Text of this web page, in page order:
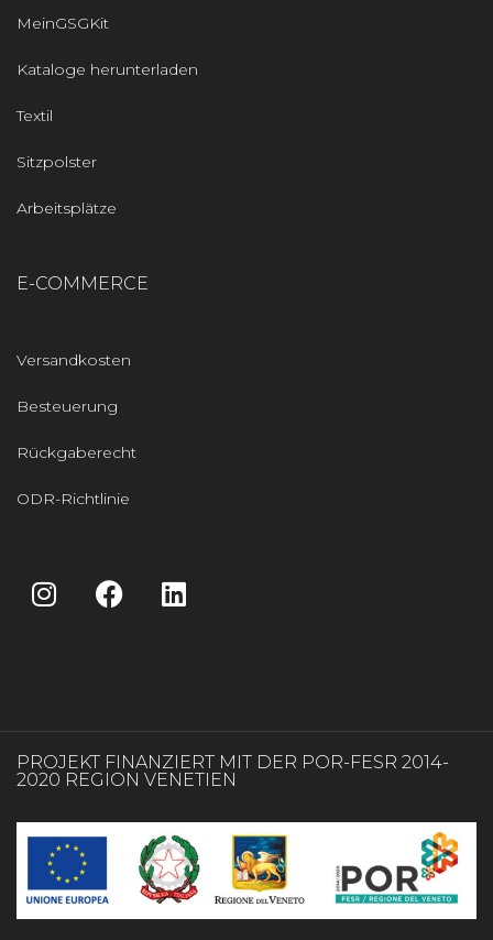
MeinGSGKit
Kataloge herunterladen
Textil
Sitzpolster
Arbeitsplätze
E-COMMERCE
Versandkosten
Besteuerung
Rückgaberecht
ODR-Richtlinie
PROJEKT FINANZIERT MIT DER POR-FESR 2014-
2020 REGION VENETIEN